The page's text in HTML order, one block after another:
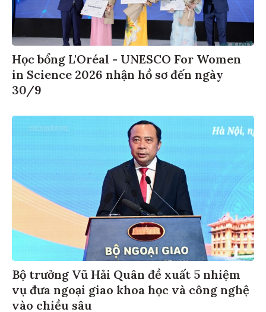
Học bổng L'Oréal - UNESCO For Women
in Science 2026 nhận hồ sơ đến ngày
30/9
Bộ trưởng Vũ Hải Quân đề xuất 5 nhiệm
vụ đưa ngoại giao khoa học và công nghệ
vào chiều sâu